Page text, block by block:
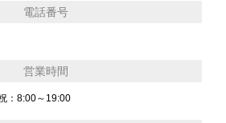
電話番号
営業時間
：8:00～19:00